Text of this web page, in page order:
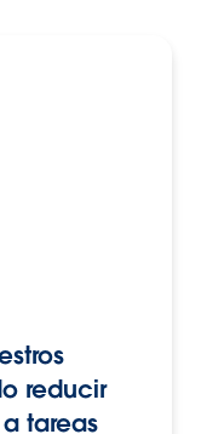
reducir
tareas